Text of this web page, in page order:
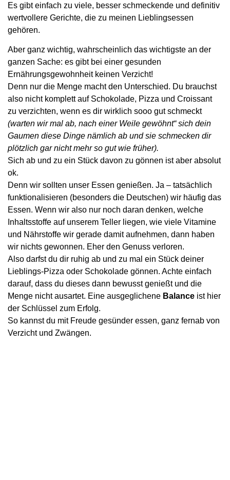
Es gibt einfach zu viele, besser schmeckende und definitiv
wertvollere Gerichte, die zu meinen Lieblingsessen
gehören.
Aber ganz wichtig, wahrscheinlich das wichtigste an der
ganzen Sache: es gibt bei einer gesunden
Ernährungsgewohnheit keinen Verzicht!
Denn nur die Menge macht den Unterschied. Du brauchst
also nicht komplett auf Schokolade, Pizza und Croissant
zu verzichten, wenn es dir wirklich sooo gut schmeckt
(warten wir mal ab, nach einer Weile gewöhnt“ sich dein
Gaumen diese Dinge nämlich ab und sie schmecken dir
plötzlich gar nicht mehr so gut wie früher).
Sich ab und zu ein Stück davon zu gönnen ist aber absolut
ok.
Denn wir sollten unser Essen genießen. Ja – tatsächlich
funktionalisieren (besonders die Deutschen) wir häufig das
Essen. Wenn wir also nur noch daran denken, welche
Inhaltsstoffe auf unserem Teller liegen, wie viele Vitamine
und Nährstoffe wir gerade damit aufnehmen, dann haben
wir nichts gewonnen. Eher den Genuss verloren.
Also darfst du dir ruhig ab und zu mal ein Stück deiner
Lieblings-Pizza oder Schokolade gönnen. Achte einfach
darauf, dass du dieses dann bewusst genießt und die
Menge nicht ausartet. Eine ausgeglichene Balance ist hier
der Schlüssel zum Erfolg.
So kannst du mit Freude gesünder essen, ganz fernab von
Verzicht und Zwängen.